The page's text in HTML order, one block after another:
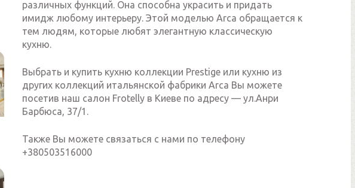
различных функций. Она способна украсить и придать
имидж любому интерьеру. Этой моделью Arca обращается к
тем людям, которые любят элегантную классическую
кухню.
Выбрать и купить кухню коллекции Prestige или кухню из
других коллекций итальянской фабрики Arca Вы можете
посетив наш салон Frotelly в Киеве по адресу — ул.Анри
Барбюса, 37/1.
Также Вы можете связаться с нами по телефону
+380503516000